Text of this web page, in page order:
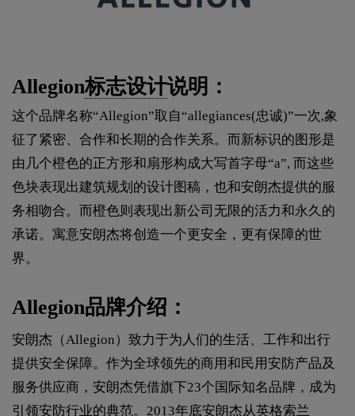
Allegion标志设计说明：
这个品牌名称“Allegion”取自“allegiances(忠诚)”一次,象
征了紧密、合作和长期的合作关系。而新标识的图形是
由几个橙色的正方形和扇形构成大写首字母“a”, 而这些
色块表现出建筑规划的设计图稿，也和安朗杰提供的服
务相吻合。而橙色则表现出新公司无限的活力和永久的
承诺。寓意安朗杰将创造一个更安全，更有保障的世
界。
Allegion品牌介绍：
安朗杰（Allegion）致力于为人们的生活、工作和出行
提供安全保障。作为全球领先的商用和民用安防产品及
服务供应商，安朗杰凭借旗下23个国际知名品牌，成为
引领安防行业的典范。2013年底安朗杰从英格索兰